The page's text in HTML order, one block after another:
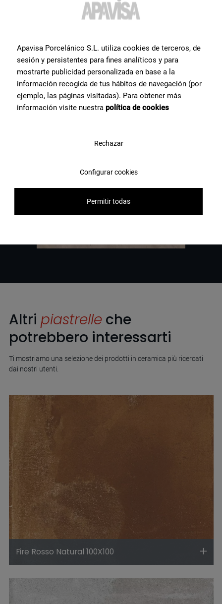
?
forniremo consulenza e tutte le risposte di cui hai bisogno per
realizzare il tuo progetto.
Contattaci
Fire Rosso Natural 100X100
Altri piastrelleche
potrebbero interessarti
Ti mostriamo una selezione dei prodotti in ceramica più ricercati
dai nostri utenti.
Apavisa Porcelánico S.L. utiliza cookies de terceros, de
sesión y persistentes para fines analíticos y para
mostrarte publicidad personalizada en base a la
información recogida de tus hábitos de navegación (por
ejemplo, las páginas visitadas). Para obtener más
información visite nuestra política de cookies
Rechazar
Configurar cookies
Permitir todas